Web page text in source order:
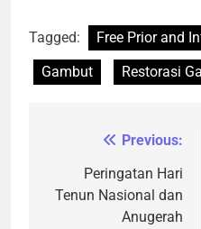
Tagged:
Free Prior and
Gambut
Restorasi
NavigasiPrevious:
Peringatan Hari
Tenun Nasional dan
Anugerah